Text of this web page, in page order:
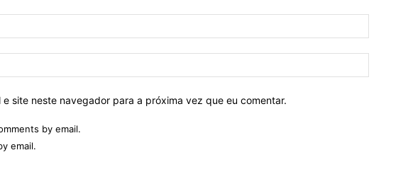
e site neste navegador para a próxima vez que eu comentar.
by email.
email.